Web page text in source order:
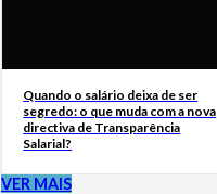
Quando o salário deixa de ser
segredo: o que muda com a nova
directiva de Transparência
Salarial?
VER MAIS